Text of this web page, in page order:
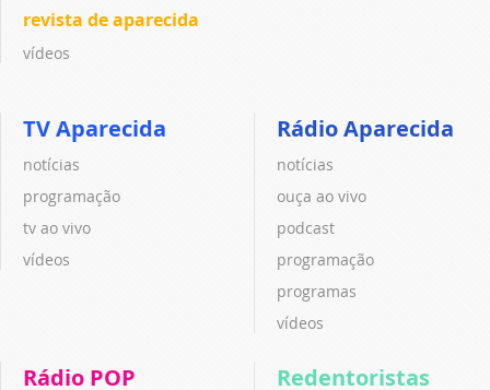
revista de aparecida
vídeos
TV Aparecida
notícias
programação
tv ao vivo
vídeos
Rádio Aparecida
notícias
ouça ao vivo
podcast
programação
programas
vídeos
Rádio POP Redentoristas